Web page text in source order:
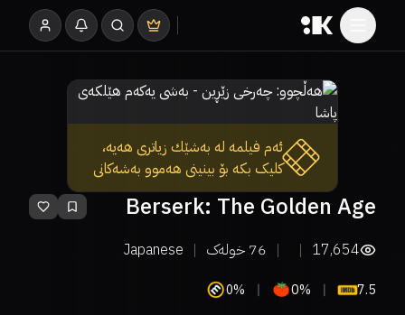
ئەم فیلمە لە بەشێك زیاتری هەیە،
کلیک بکە بۆ بینینی هەموو بەشەکانی
Berserk: The Golden Age
Arc I - The Egg of the King
17,654
76 خولەک Japanese
7.5
0%
0%